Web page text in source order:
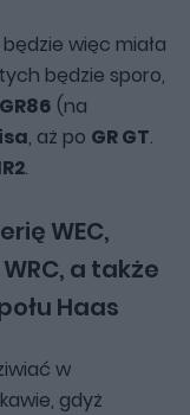
więc miała
będzie sporo,
GR86 (na
, aż po GR GT.
.
WEC,
a także
Haas
w
gdyż